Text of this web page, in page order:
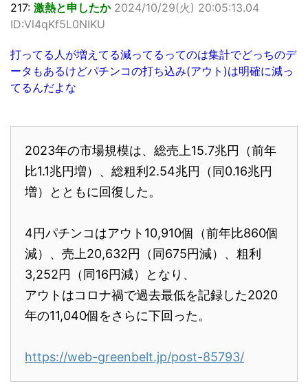
217: 激熱と申したか 2024/10/29(火) 20:05:13.04
ID:Vl4qKf5L0NIKU
打ってる人が増えてる減ってるってのは集計でどっちのデ
ータもあるけどパチンコの打ち込み(アウト)は明確に減っ
てるんだよな
2023年の市場規模は、総売上15.7兆円（前年
比1.1兆円増）、総粗利2.54兆円（同0.16兆円
増）とともに回復した。
4円パチンコはアウト10,910個（前年比860個
減）、売上20,632円（同675円減）、粗利
3,252円（同16円減）となり、
アウトはコロナ禍で過去最低を記録した2020
年の11,040個をさらに下回った。
https://web-greenbelt.jp/post-85793/